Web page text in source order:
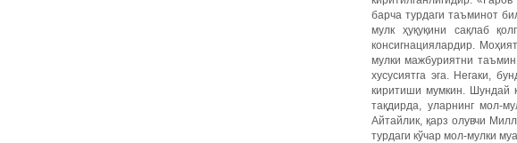
барча турдаги таъминот
мулк ҳуқуқини сақлаб
консигнациялардир.
мулки мажбуриятни
хусусиятга эга. Негаки,
киритиши мумкин. Шундай
тақдирда, уларнинг мол-
Айтайлик, қарз олувчи
турдаги кўчар мол-мулки